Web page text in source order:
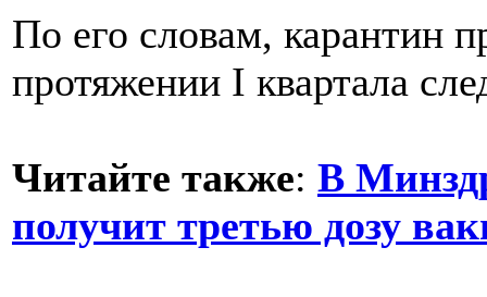
По его словам, карантин
протяжении I квартала
Читайте также: В
получит третью дозу